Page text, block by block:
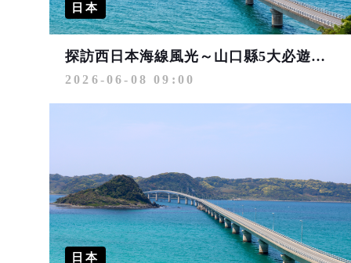
日本
探訪西日本海線風光～山口縣5大必遊亮點推薦
2026-06-08 09:00
日本